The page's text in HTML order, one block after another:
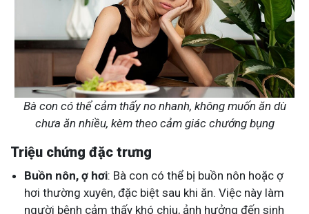
Bà con có thể cảm thấy no nhanh, không muốn ăn dù
chưa ăn nhiều, kèm theo cảm giác chướng bụng
Triệu chứng đặc trưng
Buồn nôn, ợ hơi: Bà con có thể bị buồn nôn hoặc ợ
hơi thường xuyên, đặc biệt sau khi ăn. Việc này làm
người bệnh cảm thấy khó chịu, ảnh hưởng đến sinh